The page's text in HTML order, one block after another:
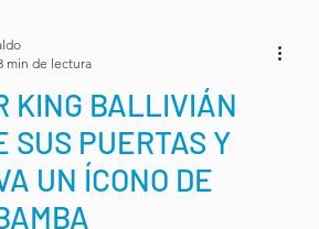
KING BALLIVIÁN
SUS PUERTAS Y
UN ÍCONO DE
min de lectura